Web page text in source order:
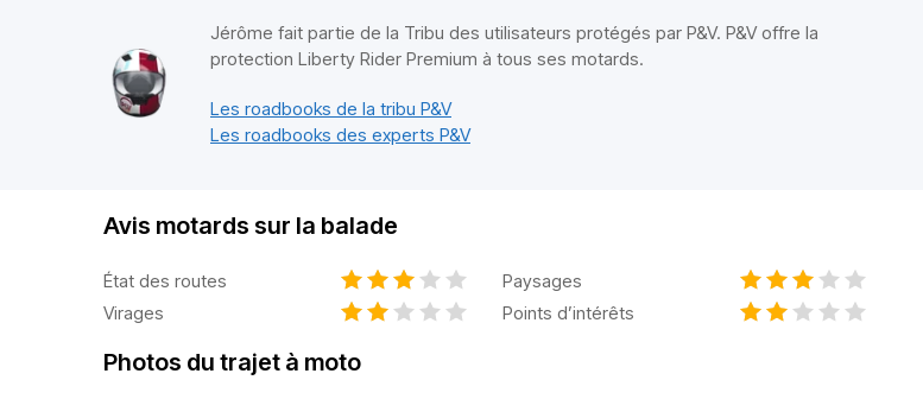
Jérôme fait partie de la Tribu des utilisateurs protégés par P&V. P&V offre la
protection Liberty Rider Premium à tous ses motards.
Les roadbooks de la tribu P&V
Les roadbooks des experts P&V
Avis motards sur la balade
État des routes
Paysages
Virages
Points d’intérêts
Photos du trajet à moto